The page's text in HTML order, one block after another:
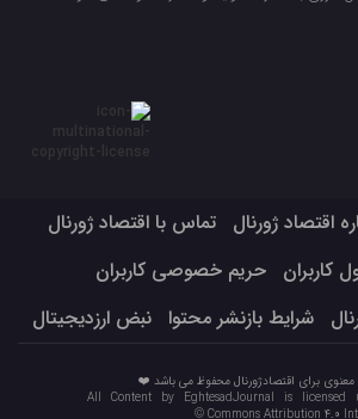
اقتصاد ژورنال
تماس با اقتصاد ژورنال
کاربران
حریم خصوصی کاربران
شرایط بازنشر محتوا نبض ارزدیجیتال
برای اقتصادژورنال محفوظ می باشد ❤️
All Content by EghtesadJournal is licensed
Commons Attribution 4.0